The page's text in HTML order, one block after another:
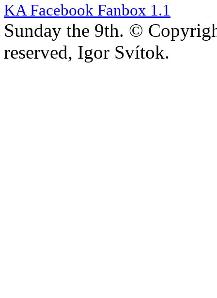
KA Facebook Fanbox 1.1
Sunday the 9th. ©
reserved, Igor Svítok.